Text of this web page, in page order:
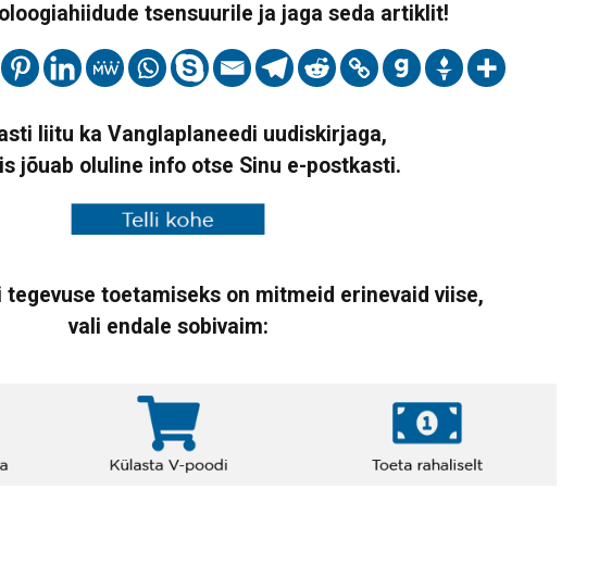
tsensuurile ja jaga seda artiklit!
liitu ka Vanglaplaneedi uudiskirjaga,
jõuab oluline info otse Sinu e-postkasti.
tegevuse toetamiseks on mitmeid erinevaid viise,
vali endale sobivaim: